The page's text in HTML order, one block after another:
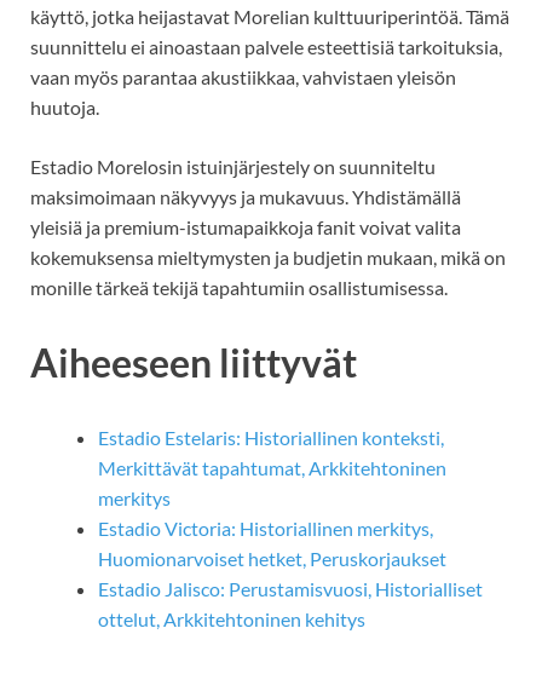
käyttö, jotka heijastavat Morelian kulttuuriperintöä. Tämä
suunnittelu ei ainoastaan palvele esteettisiä tarkoituksia,
vaan myös parantaa akustiikkaa, vahvistaen yleisön
huutoja.
Estadio Morelosin istuinjärjestely on suunniteltu
maksimoimaan näkyvyys ja mukavuus. Yhdistämällä
yleisiä ja premium-istumapaikkoja fanit voivat valita
kokemuksensa mieltymysten ja budjetin mukaan, mikä on
monille tärkeä tekijä tapahtumiin osallistumisessa.
Aiheeseen liittyvät
Estadio Estelaris: Historiallinen konteksti,
Merkittävät tapahtumat, Arkkitehtoninen
merkitys
Estadio Victoria: Historiallinen merkitys,
Huomionarvoiset hetket, Peruskorjaukset
Estadio Jalisco: Perustamisvuosi, Historialliset
ottelut, Arkkitehtoninen kehitys